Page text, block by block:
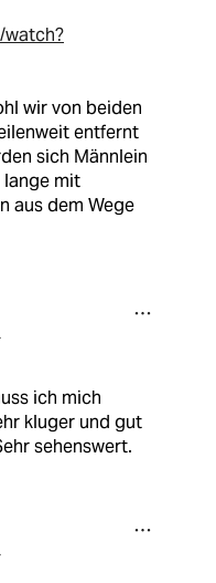
watch?
wir von beiden
entfernt
sich Männlein
lange mit
aus dem Wege
ich mich
kluger und gut
sehenswert.